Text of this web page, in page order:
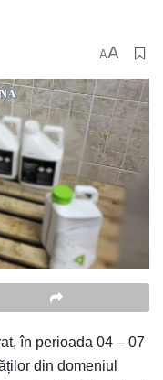
AA
în perioada 04 – 07
din domeniul